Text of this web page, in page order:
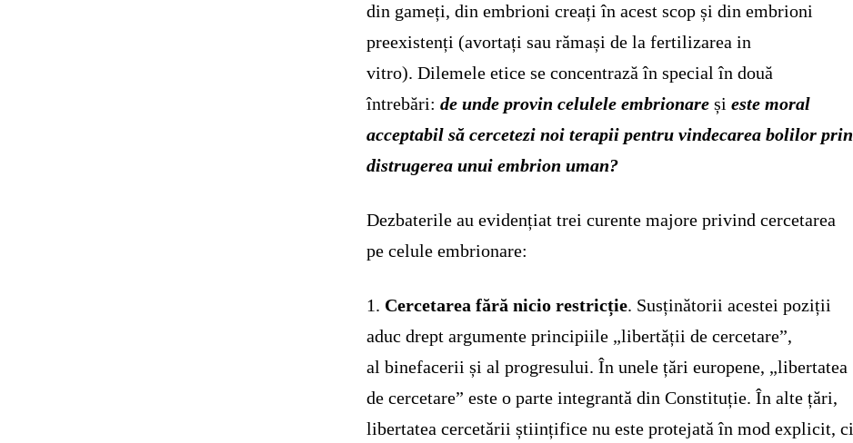
din gameți, din embrioni creați în acest scop și din embrioni
preexistenți (avortați sau rămași de la fertilizarea in
vitro). Dilemele etice se concentrază în special în două
întrebări:de unde provin celulele embrionare și este moral
acceptabil să cercetezi noi terapii pentru vindecarea bolilor prin
distrugerea unui embrion uman?
Dezbaterile au evidențiat trei curente majore privind cercetarea
pe celule embrionare:
1. Cercetarea fără nicio restricție. Susținătorii acestei poziții
aduc drept argumente principiile „libertății de cercetare”,
al binefacerii și al progresului. În unele țări europene, „libertatea
de cercetare” este o parte integrantă din Constituție. În alte țări,
libertatea cercetării științifice nu este protejată în mod explicit, ci